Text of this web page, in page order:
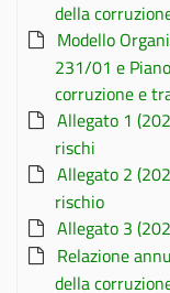
della
Modello
231/01 e
corruzione e
Allegato 1
rischi
Allegato 2
rischio
Allegato 3
Relazione
della